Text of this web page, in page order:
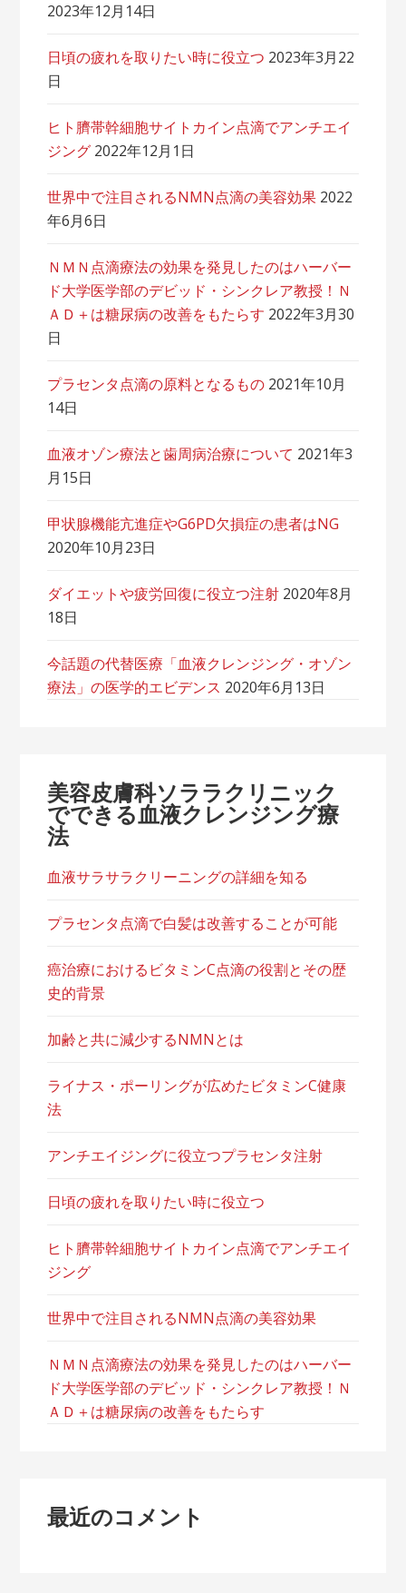
2023年12月14日
日頃の疲れを取りたい時に役立つ 2023年3月22
日
ヒト臍帯幹細胞サイトカイン点滴でアンチエイ
ジング 2022年12月1日
世界中で注目されるNMN点滴の美容効果 2022
年6月6日
ＮＭＮ点滴療法の効果を発見したのはハーバー
ド大学医学部のデビッド・シンクレア教授！Ｎ
ＡＤ＋は糖尿病の改善をもたらす 2022年3月30
日
プラセンタ点滴の原料となるもの 2021年10月
14日
血液オゾン療法と歯周病治療について 2021年3
月15日
甲状腺機能亢進症やG6PD欠損症の患者はNG
2020年10月23日
ダイエットや疲労回復に役立つ注射 2020年8月
18日
今話題の代替医療「血液クレンジング・オゾン
療法」の医学的エビデンス 2020年6月13日
美容皮膚科ソララクリニック
でできる血液クレンジング療
法
血液サラサラクリーニングの詳細を知る
プラセンタ点滴で白髪は改善することが可能
癌治療におけるビタミンC点滴の役割とその歴
史的背景
加齢と共に減少するNMNとは
ライナス・ポーリングが広めたビタミンC健康
法
アンチエイジングに役立つプラセンタ注射
日頃の疲れを取りたい時に役立つ
ヒト臍帯幹細胞サイトカイン点滴でアンチエイ
ジング
世界中で注目されるNMN点滴の美容効果
ＮＭＮ点滴療法の効果を発見したのはハーバー
ド大学医学部のデビッド・シンクレア教授！Ｎ
ＡＤ＋は糖尿病の改善をもたらす
最近のコメント